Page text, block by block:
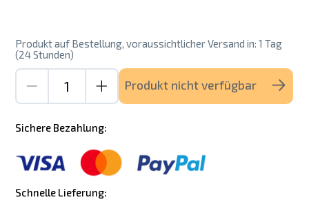
Produkt auf Bestellung, voraussichtlicher Versand in: 1 Tag
(24 Stunden)
Produkt nicht verfügbar
Sichere Bezahlung:
Schnelle Lieferung: